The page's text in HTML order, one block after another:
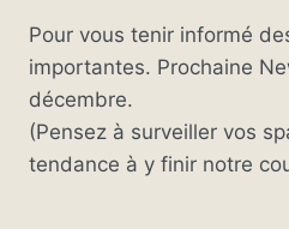
Pour vous tenir informé
importantes. Prochaine
décembre.
(Pensez à surveiller vos
tendance à y finir notre